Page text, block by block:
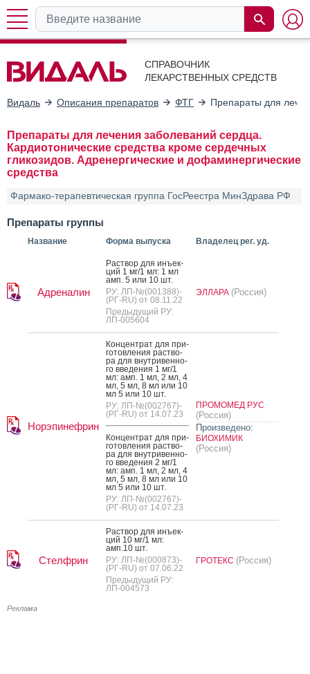
СПРАВОЧНИК
ЛЕКАРСТВЕННЫХ СРЕДСТВ
Видаль Описания препаратов ФТГ Препараты для
Препараты для лечения заболеваний сердца.
Кардиотонические средства кроме сердечных
гликозидов. Адренергические и дофаминергические
средства
Фармако-терапевтическая группа ГосРеестра МинЗдрава РФ
Препараты группы
Название Форма выпуска Владелец рег. уд.
Адреналин
Рас­твор для инъ­ек­
ций 1 мг/1 мл: 1 мл
амп. 5 или 10 шт.
РУ: ЛП-№(001388)-
(РГ-RU) от 08.11.22
Предыдущий РУ:
ЛП-005604
ЭЛЛАРА (Россия)
Норэпинефрин
Кон­цен­трат для при­
готов­ле­ния рас­тво­
ра для внут­ри­вен­но­
го вве­дения 1 мг/1
мл: амп. 1 мл, 2 мл, 4
мл, 5 мл, 8 мл или 10
мл 5 или 10 шт.
РУ: ЛП-№(002767)-
(РГ-RU) от 14.07.23
Кон­цен­трат для при­
готов­ле­ния рас­тво­
ра для внут­ри­вен­но­
го вве­дения 2 мг/1
мл: амп. 1 мл, 2 мл, 4
мл, 5 мл, 8 мл или 10
мл 5 или 10 шт.
РУ: ЛП-№(002767)-
(РГ-RU) от 14.07.23
ПРОМОМЕД РУС
(Россия)
Произведено:
БИОХИМИК
(Россия)
Стелфрин
Рас­твор для инъ­ек­
ций 10 мг/1 мл:
амп.10 шт.
РУ: ЛП-№(000873)-
(РГ-RU) от 07.06.22
Предыдущий РУ:
ЛП-004573
ГРОТЕКС (Россия)
Реклама